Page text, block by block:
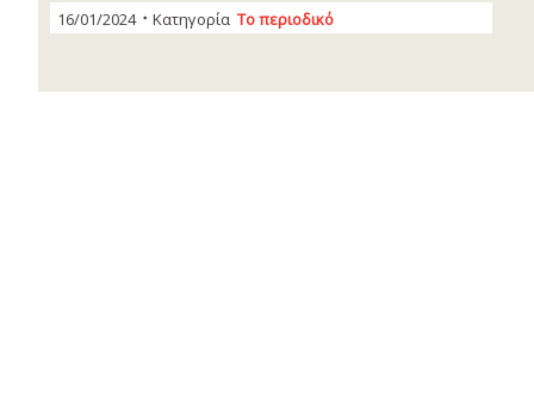
16/01/2024 Κατηγορία Το περιοδικό